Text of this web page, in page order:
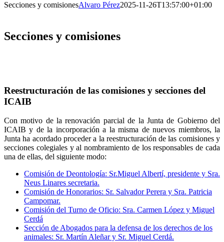
Secciones y comisionesAlvaro Pérez2025-11-26T13:57:00+01:00
Secciones y comisiones
Reestructuración de las comisiones y secciones del
ICAIB
Con motivo de la renovación parcial de la Junta de Gobierno del
ICAIB y de la incorporación a la misma de nuevos miembros, la
Junta ha acordado proceder a la reestructuración de las comisiones y
secciones colegiales y al nombramiento de los responsables de cada
una de ellas, del siguiente modo:
Comisión de Deontología: Sr.Miguel Albertí, presidente y Sra.
Neus Linares secretaria.
Comisión de Honorarios: Sr. Salvador Perera y Sra. Patricia
Campomar.
Comisión del Turno de Oficio: Sra. Carmen López y Miguel
Cerdá
Sección de Abogados para la defensa de los derechos de los
animales: Sr. Martín Aleñar y Sr. Miguel Cerdá.